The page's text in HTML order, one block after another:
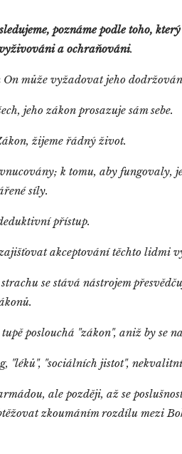
poznáme podle toho,
a ochraňováni.
může vyžadovat jeho
jeho zákon prosazuje sám sebe.
žijeme řádný život.
k tomu, aby fungovaly,
síly.
přístup.
akceptování těchto lidmi
se stává nástrojem
poslouchá "zákon", aniž by se
"léků", "sociálních jistot",
ale později, až se
zkoumáním rozdílu mezi